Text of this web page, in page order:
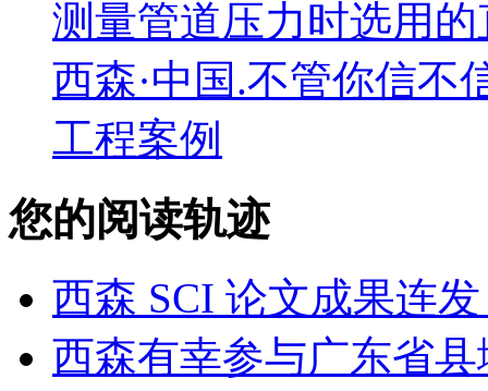
测量管道压力时选用
西森·中国.不管你信不
工程案例
您的阅读轨迹
西森 SCI 论文成果连
西森有幸参与广东省